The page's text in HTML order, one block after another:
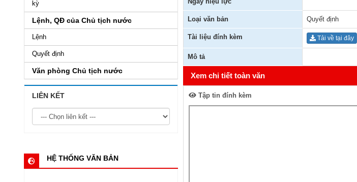
Loại văn bản Quyết định
Tài liệu đính kèm Tải về tại đây
Mô tả
Xem chi tiết toàn văn
Tập tin đính kèm
kỳ
Lệnh, QĐ của Chủ tịch nước
Lệnh
Quyết định
Văn phòng Chủ tịch nước
LIÊN KẾT
HỆ THỐNG VĂN BẢN